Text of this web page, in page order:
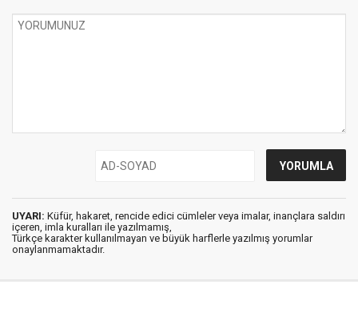
UYARI: Küfür, hakaret, rencide edici cümleler veya imalar, inançlara saldırı
içeren, imla kuralları ile yazılmamış,
Türkçe karakter kullanılmayan ve büyük harflerle yazılmış yorumlar
onaylanmamaktadır.